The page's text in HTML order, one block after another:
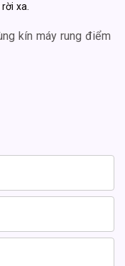
xa.
kín máy rung điểm